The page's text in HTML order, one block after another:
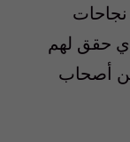
نجاحات
حقق لهم
أصحاب